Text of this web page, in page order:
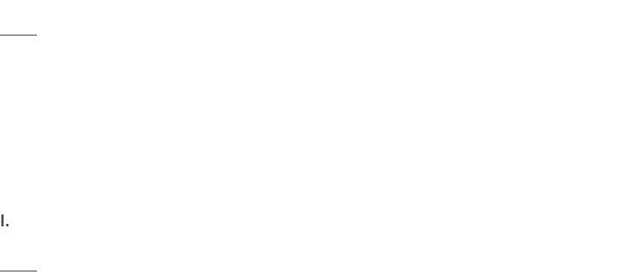
והתעסוקה, וחברי צוות הנהלת משרדו ביקרו באחרונה במכון.